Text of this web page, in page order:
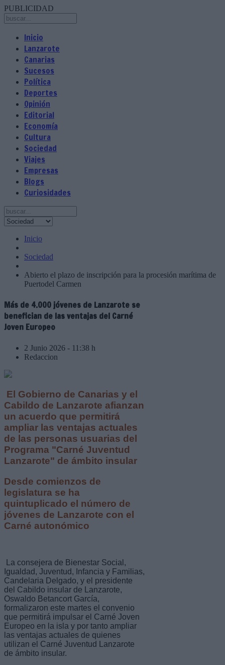
PUBLICIDAD
Inicio
Lanzarote
Canarias
Sucesos
Política
Deportes
Opinión
Editorial
Economía
Cultura
Sociedad
Viajes
Empresas
Blogs
Curiosidades
Inicio
Sociedad
Abierto el plazo de inscripción para la procesión marítima de
Puertodel Carmen
Más de 4.000 jóvenes de Lanzarote se
benefician de las ventajas del Carné
Joven Europeo
2 Junio 2026 - 11:38 h
Redaccion
El Gobierno de Canarias y el
Cabildo de Lanzarote afianzan
un acuerdo que permitirá
ampliar las ventajas actuales
de las personas usuarias del
Programa "Carné Juventud
Lanzarote" de ámbito insular
Desde comienzos de
legislatura se ha
quintuplicado el número de
jóvenes de Lanzarote con el
Carné autonómico
La consejera de Bienestar Social,
Igualdad, Juventud, Infancia y Familias,
Candelaria Delgado, y el presidente
del Cabildo insular de Lanzarote,
Oswaldo Betancort García,
formalizaron este martes el convenio
que permitirá impulsar el Carné Joven
Europeo en la isla y por tanto ampliar
las ventajas actuales de quienes
utilizan el Carné Juventud Lanzarote
de ámbito insular.